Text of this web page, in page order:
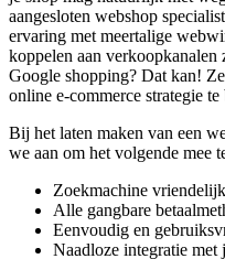
aangesloten webshop
ervaring met meertalige
koppelen aan
Google shopping? Dat kan!
online e-commerce strategie te
Bij het laten maken van een
we aan om het volgende mee
Zoekmachine vriendelijk
Alle gangbare
Eenvoudig en
Naadloze integratie